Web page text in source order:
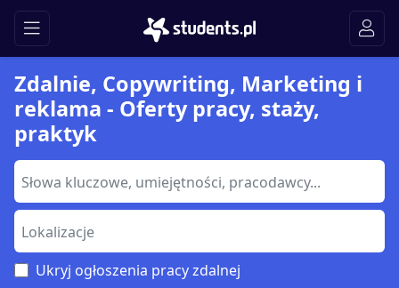
Zdalnie, Copywriting, Marketing i
reklama - Oferty pracy, staży,
praktyk
Ukryj ogłoszenia pracy zdalnej